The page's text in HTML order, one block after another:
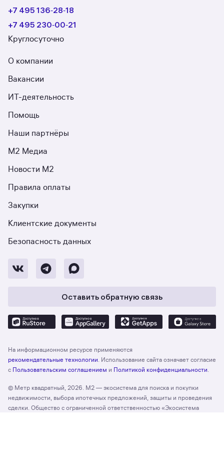
+7 495 136‑28‑18
+7 495 230‑00‑21
Круглосуточно
О компании
Вакансии
ИТ-деятельность
Помощь
Наши партнёры
М2 Медиа
Новости М2
Правила оплаты
Закупки
Клиентские документы
Безопасность данных
Оставить обратную связь
На информационном ресурсе применяются
рекомендательные технологии . Использование сайта означает согласие
с Пользовательским соглашением и Политикой конфиденциальности
© Метр квадратный, 2026. М2 — экосистема для поиска и покупки
недвижимости, выбора ипотечных предложений, защиты и проведения
сделки. Общество с ограниченной ответственностью «Экосистема